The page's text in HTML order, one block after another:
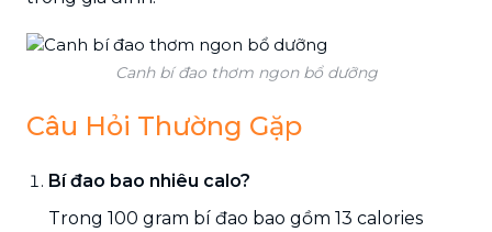
Canh bí đao thơm ngon bổ dưỡng
Câu Hỏi Thường Gặp
Bí đao bao nhiêu calo?
Trong 100 gram bí đao bao gồm 13 calories